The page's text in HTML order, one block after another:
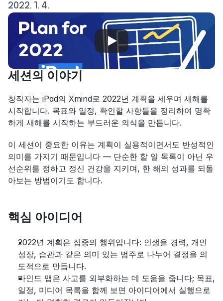
2022. 1. 4.
세션의 이야기
창작자는 iPad의 Xmind로 2022년 계획을 세우며 새해를
시작합니다. 목표와 일정, 확인할 사항들을 정리하여 명확
하게 새해를 시작하는 부드러운 의식을 만듭니다.
이 세션이 중요한 이유는 계획이 실용적이면서도 반성적인
의미를 가지기 때문입니다 — 단순한 할 일 목록이 아닌 우
선순위를 정하고 정신 건강을 지키며, 한 해의 성과를 되돌
아보는 방법이기도 합니다.
핵심 아이디어
2022년 계획은 집중의 행위입니다: 인생을 경력, 개인
성장, 습관과 같은 의미 있는 범주로 나누어 결정을 의
도적으로 만듭니다.
마인드 맵은 사고를 외부화하는 데 도움을 줍니다; 목표,
일정, 미디어 목록을 함께 보면 아이디어에서 실행으로